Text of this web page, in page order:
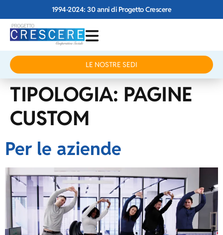
1994-2024: 30 anni di Progetto Crescere
LE NOSTRE SEDI
TIPOLOGIA: PAGINE
CUSTOM
Per le aziende